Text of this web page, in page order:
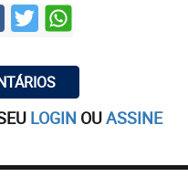
LOGIN OUASSINE